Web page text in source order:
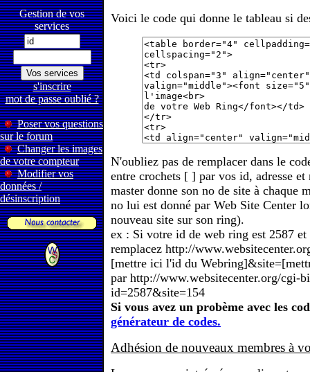
Gestion de vos
services
s'inscrire
mot de passe oublié ?
Poser vos questions
sur le forum
Changer les images
de votre compteur
Modifier vos
données /
désinscription
Voici le code qui donne le tableau si
N'oubliez pas de remplacer dans le
entre crochets [ ] par vos id, adresse
master donne son no de site à chaque
no lui est donné par Web Site Center
nouveau site sur son ring).
ex : Si votre id de web ring est 2587
remplacez http://
[mettre ici l'id du
par http://www.websitecenter.org/cgi-
id=2587&site=154
Si vous avez un probème avec les
générateur de codes.
Adhésion de nouveaux membres à